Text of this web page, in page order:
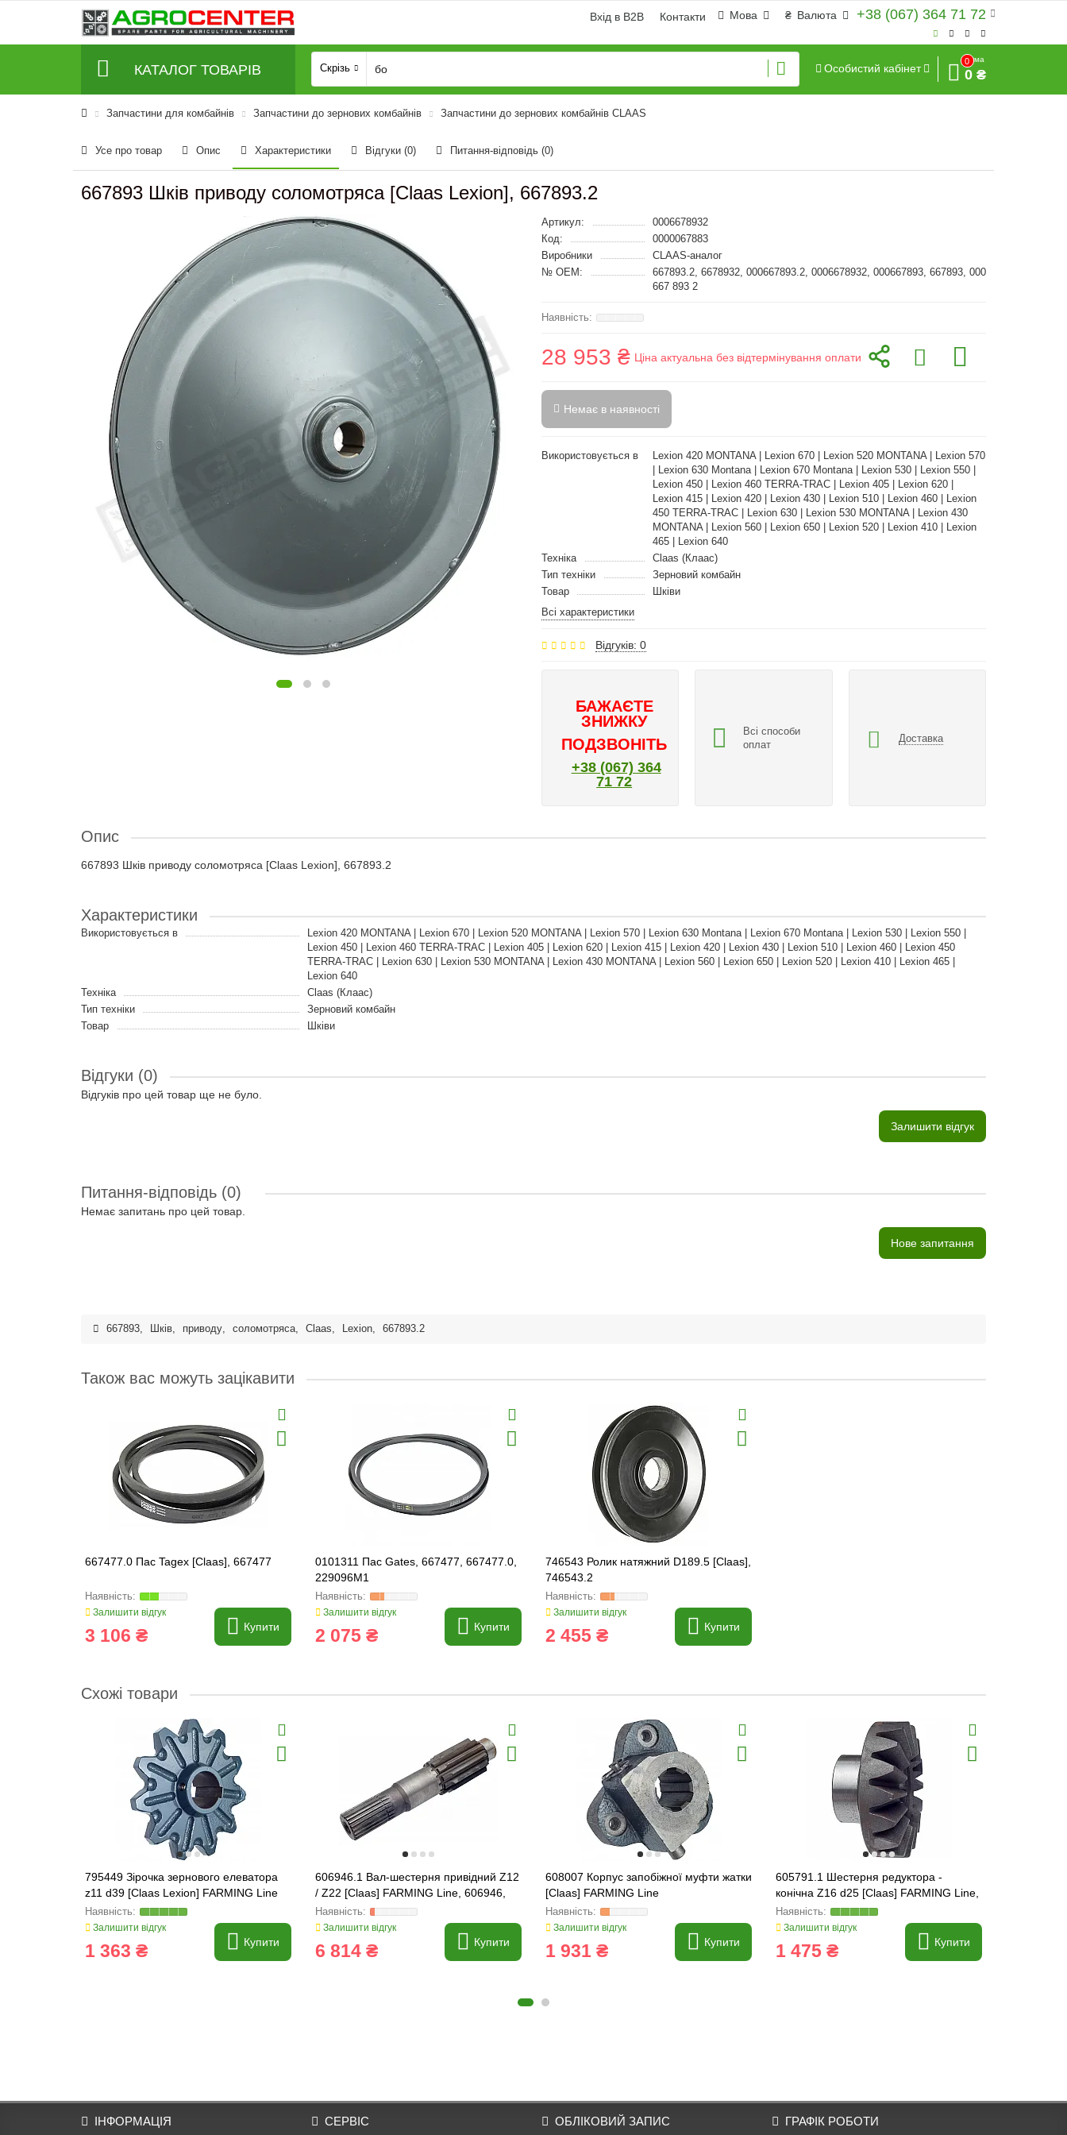
+38 (067) 364 71 72
₴ Валюта
Мова
Вхід в B2B Контакти
КАТАЛОГ ТОВАРІВ Скрізь Особистий кабінет
0
Сума
0 ₴
Запчастини для комбайнів Запчастини до зернових комбайнів Запчастини до зернових комбайнів CLAAS
Усе про товар Опис Характеристики Відгуки (0) Питання-відповідь (0)
667893 Шків приводу соломотряса [Claas Lexion], 667893.2
Артикул:
0006678932
Код:
0000067883
Виробники
CLAAS-аналог
№ OEM:
667893.2, 6678932, 000667893.2, 0006678932, 000667893, 667893, 000
667 893 2
28 953 ₴ Ціна актуальна без відтермінування оплати
Немає в наявності
Використовується в
Lexion 420 MONTANA | Lexion 670 | Lexion 520 MONTANA | Lexion 570
| Lexion 630 Montana | Lexion 670 Montana | Lexion 530 | Lexion 550 |
Lexion 450 | Lexion 460 TERRA-TRAC | Lexion 405 | Lexion 620 |
Lexion 415 | Lexion 420 | Lexion 430 | Lexion 510 | Lexion 460 | Lexion
450 TERRA-TRAC | Lexion 630 | Lexion 530 MONTANA | Lexion 430
MONTANA | Lexion 560 | Lexion 650 | Lexion 520 | Lexion 410 | Lexion
465 | Lexion 640
Техніка
Claas (Клаас)
Тип техніки
Зерновий комбайн
Товар
Шківи
Всі характеристики
Відгуків: 0
БАЖАЄТЕ
ЗНИЖКУ
ПОДЗВОНІТЬ
+38 (067) 364
71 72
Всі способи
оплат
Доставка
Опис
667893 Шків приводу соломотряса [Claas Lexion], 667893.2
Характеристики
Використовується в
Lexion 420 MONTANA | Lexion 670 | Lexion 520 MONTANA | Lexion 570 | Lexion 630 Montana | Lexion 670 Montana | Lexion 530 | Lexion 550 |
Lexion 450 | Lexion 460 TERRA-TRAC | Lexion 405 | Lexion 620 | Lexion 415 | Lexion 420 | Lexion 430 | Lexion 510 | Lexion 460 | Lexion 450
TERRA-TRAC | Lexion 630 | Lexion 530 MONTANA | Lexion 430 MONTANA | Lexion 560 | Lexion 650 | Lexion 520 | Lexion 410 | Lexion 465 |
Lexion 640
Техніка
Claas (Клаас)
Тип техніки
Зерновий комбайн
Товар
Шківи
Відгуки (0)
Відгуків про цей товар ще не було.
Залишити відгук
Питання-відповідь (0)
Немає запитань про цей товар.
Нове запитання
667893, Шків, приводу, соломотряса, Claas, Lexion, 667893.2
Також вас можуть зацікавити
667477.0 Пас Tagex [Claas], 667477
Залишити відгук
3 106 ₴ Купити
0101311 Пас Gates, 667477, 667477.0,
229096M1
Залишити відгук
2 075 ₴ Купити
746543 Ролик натяжний D189.5 [Claas],
746543.2
Залишити відгук
2 455 ₴ Купити
Схожі товари
795449 Зірочка зернового елеватора
z11 d39 [Claas Lexion] FARMING Line
Залишити відгук
1 363 ₴ Купити
606946.1 Вал-шестерня привідний Z12
/ Z22 [Claas] FARMING Line, 606946,
694267
Залишити відгук
6 814 ₴ Купити
608007 Корпус запобіжної муфти жатки
[Claas] FARMING Line
Залишити відгук
1 931 ₴ Купити
605791.1 Шестерня редуктора -
конічна Z16 d25 [Claas] FARMING Line,
605791
Залишити відгук
1 475 ₴ Купити
ІНФОРМАЦІЯ СЕРВІС ОБЛІКОВИЙ ЗАПИС ГРАФІК РОБОТИ